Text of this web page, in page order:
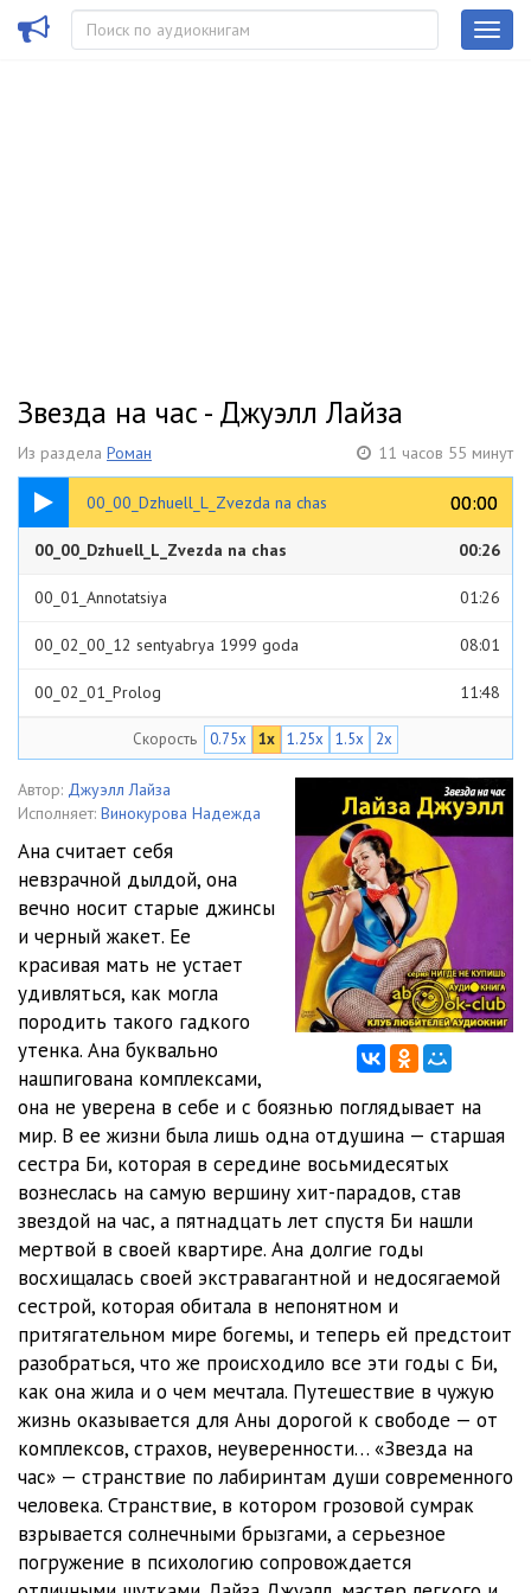
Звезда на час - Джуэлл Лайза
Из раздела Роман 11 часов 55 минут
00_00_Dzhuell_L_Zvezda na chas 00:00
00:00
00:26
00_00_Dzhuell_L_Zvezda na chas 00:26
00_01_Annotatsiya 01:26
00_02_00_12 sentyabrya 1999 goda 08:01
00_02_01_Prolog 11:48
01_Avgust 2000 goda
02_Zvezda na chas 13:40
28:35
04_Zvezda na chas
05_Zvezda na chas
06_Zvezda na chas 05:48
07_Zvezda na chas 08:16
08_Zvezda na chas
09_Zvezda na chas 30:54
10_Zvezda na chas
11_Zvezda na chas 22:22
12_Zvezda na chas
13_Zvezda na chas
14_Zvezda na chas 07:21
15_Zvezda na chas 28:19
16_Zvezda na chas 02:48
17_Zvezda na chas 14:54
18_Zvezda na chas
Скорость 0.75x 1x 1.25x 1.5x 2x
Автор: Джуэлл Лайза
Исполняет: Винокурова Надежда
Ана считает себя
невзрачной дылдой, она
вечно носит старые джинсы
и черный жакет. Ее
красивая мать не устает
удивляться, как могла
породить такого гадкого
утенка. Ана буквально
нашпигована комплексами,
она не уверена в себе и с боязнью поглядывает на
мир. В ее жизни была лишь одна отдушина — старшая
сестра Би, которая в середине восьмидесятых
вознеслась на самую вершину хит-парадов, став
звездой на час, а пятнадцать лет спустя Би нашли
мертвой в своей квартире. Ана долгие годы
восхищалась своей экстравагантной и недосягаемой
сестрой, которая обитала в непонятном и
притягательном мире богемы, и теперь ей предстоит
разобраться, что же происходило все эти годы с Би,
как она жила и о чем мечтала. Путешествие в чужую
жизнь оказывается для Аны дорогой к свободе — от
комплексов, страхов, неуверенности… «Звезда на
час» — странствие по лабиринтам души современного
человека. Странствие, в котором грозовой сумрак
взрывается солнечными брызгами, а серьезное
погружение в психологию сопровождается